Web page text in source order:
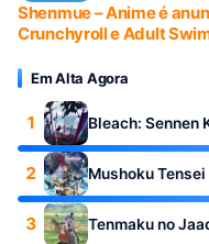
Shenmue – Anime é
Crunchyroll e Adult
Em Alta Agora
1 Bleach: Sennen
2 Mushoku
3 Tenmaku no